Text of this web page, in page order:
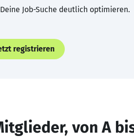
Job-Suche deutlich optimieren.
registrieren
von A